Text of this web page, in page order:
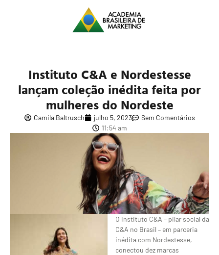
Instituto C&A e Nordestesse
lançam coleção inédita feita por
mulheres do Nordeste
Camila Baltrusch julho 5, 2023
Sem Comentários
11:54 am
O Instituto C&A – pilar social da
C&A no Brasil – em parceria
inédita com Nordestesse,
conectou dez marcas